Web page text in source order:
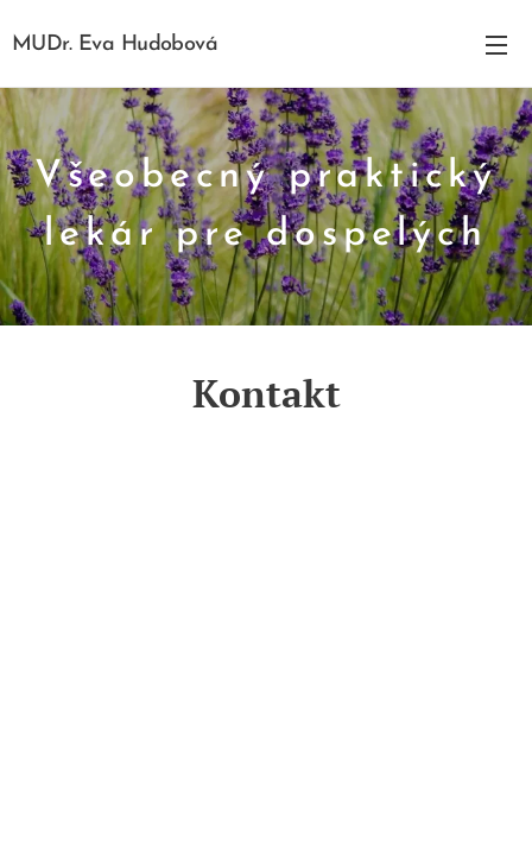
MUDr. Eva Hudobová
Všeobecný praktický
lekár pre dospelých
Kontakt